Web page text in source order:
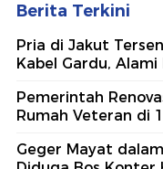
Berita Terkini
Pria di Jakut
Kabel Gardu, Alami
Pemerintah
Rumah Veteran di
Geger Mayat